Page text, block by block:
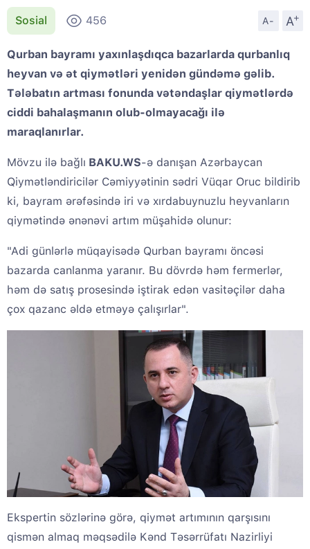
Sosial 456 A- A
+
Qurban bayramı yaxınlaşdıqca bazarlarda qurbanlıq
heyvan və ət qiymətləri yenidən gündəmə gəlib.
Tələbatın artması fonunda vətəndaşlar qiymətlərdə
ciddi bahalaşmanın olub-olmayacağı ilə
maraqlanırlar.
Mövzu ilə bağlı BAKU.WS-ə danışan Azərbaycan
Qiymətləndiricilər Cəmiyyətinin sədri Vüqar Oruc bildirib
ki, bayram ərəfəsində iri və xırdabuynuzlu heyvanların
qiymətində ənənəvi artım müşahidə olunur:
"Adi günlərlə müqayisədə Qurban bayramı öncəsi
bazarda canlanma yaranır. Bu dövrdə həm fermerlər,
həm də satış prosesində iştirak edən vasitəçilər daha
çox qazanc əldə etməyə çalışırlar".
Ekspertin sözlərinə görə, qiymət artımının qarşısını
qismən almaq məqsədilə Kənd Təsərrüfatı Nazirliyi